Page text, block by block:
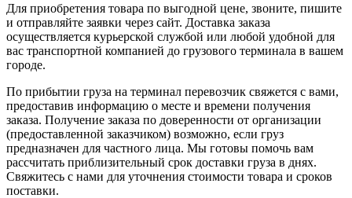
Для приобретения товара по выгодной цене, звоните, пишите
и отправляйте заявки через сайт. Доставка заказа
осуществляется курьерской службой или любой удобной для
вас транспортной компанией до грузового терминала в вашем
городе.
По прибытии груза на терминал перевозчик свяжется с вами,
предоставив информацию о месте и времени получения
заказа. Получение заказа по доверенности от организации
(предоставленной заказчиком) возможно, если груз
предназначен для частного лица. Мы готовы помочь вам
рассчитать приблизительный срок доставки груза в днях.
Свяжитесь с нами для уточнения стоимости товара и сроков
поставки.